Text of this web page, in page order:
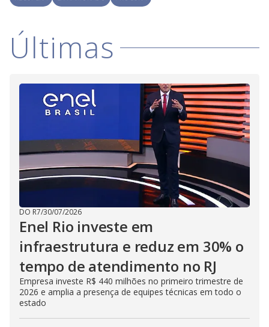
o
Últimas
DO R7/30/07/2026
Enel Rio investe em
infraestrutura e reduz em 30% o
tempo de atendimento no RJ
Empresa investe R$ 440 milhões no primeiro trimestre de
2026 e amplia a presença de equipes técnicas em todo o
estado